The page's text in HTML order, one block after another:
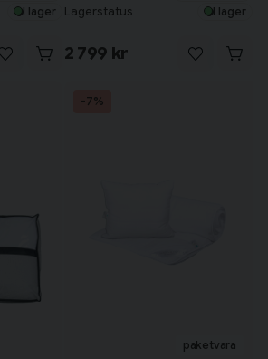
I lager Lagerstatus I lager
2 799 kr
-7%